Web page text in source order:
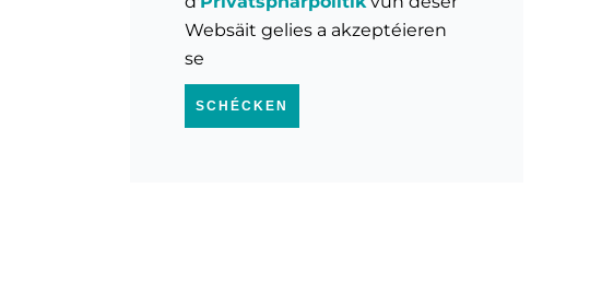
Websäit gelies a akzeptéieren
se
SCHÉCKEN